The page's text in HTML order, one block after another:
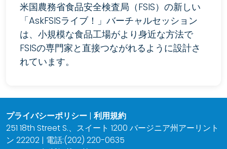
米国農務省食品安全検査局（FSIS）の新しい
「AskFSISライブ！」バーチャルセッション
は、小規模な食品工場がより身近な方法で
FSISの専門家と直接つながれるように設計さ
れています。
プライバシーポリシー | 利用規約
251 18th Street S.、スイート 1200 バージニア州アーリント
ン 22202 | 電話:(202) 220-0635